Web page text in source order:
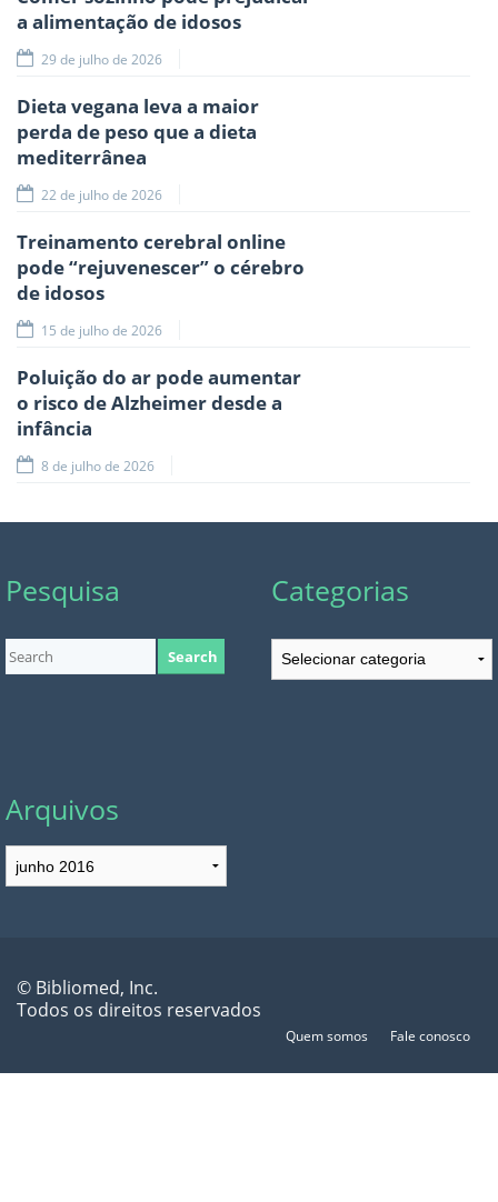
a alimentação de idosos
29 de julho de 2026
Dieta vegana leva a maior
perda de peso que a dieta
mediterrânea
22 de julho de 2026
Treinamento cerebral online
pode “rejuvenescer” o cérebro
de idosos
15 de julho de 2026
Poluição do ar pode aumentar
o risco de Alzheimer desde a
infância
8 de julho de 2026
Pesquisa Categorias
Categorias
Arquivos
Arquivos
© Bibliomed, Inc.
Todos os direitos reservados
Quem somos Fale conosco